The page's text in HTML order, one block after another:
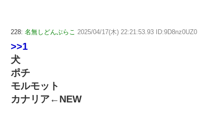
228: 名無しどんぶらこ 2025/04/17(木) 22:21:53.93 ID:9D8nz0UZ0
>>1
犬
ポチ
モルモット
カナリア←NEW